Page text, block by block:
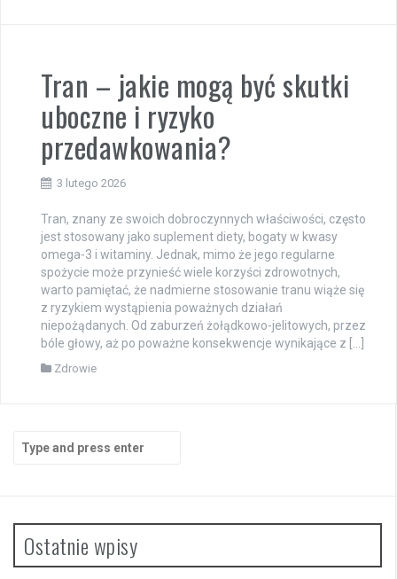
Tran – jakie mogą być skutki
uboczne i ryzyko
przedawkowania?
3 lutego 2026
Tran, znany ze swoich dobroczynnych właściwości, często
jest stosowany jako suplement diety, bogaty w kwasy
omega-3 i witaminy. Jednak, mimo że jego regularne
spożycie może przynieść wiele korzyści zdrowotnych,
warto pamiętać, że nadmierne stosowanie tranu wiąże się
z ryzykiem wystąpienia poważnych działań
niepożądanych. Od zaburzeń żołądkowo-jelitowych, przez
bóle głowy, aż po poważne konsekwencje wynikające z […]
Zdrowie
for:
Ostatnie wpisy